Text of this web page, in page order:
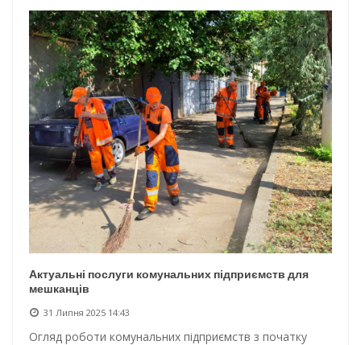
Актуальні послуги комунальних підприємств для
мешканців
31 Липня 2025 14:43
Огляд роботи комунальних підприємств з початку